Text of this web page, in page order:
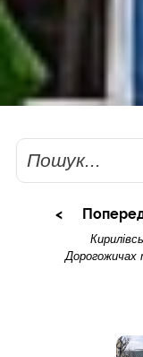
Пошук
Дорогожичах